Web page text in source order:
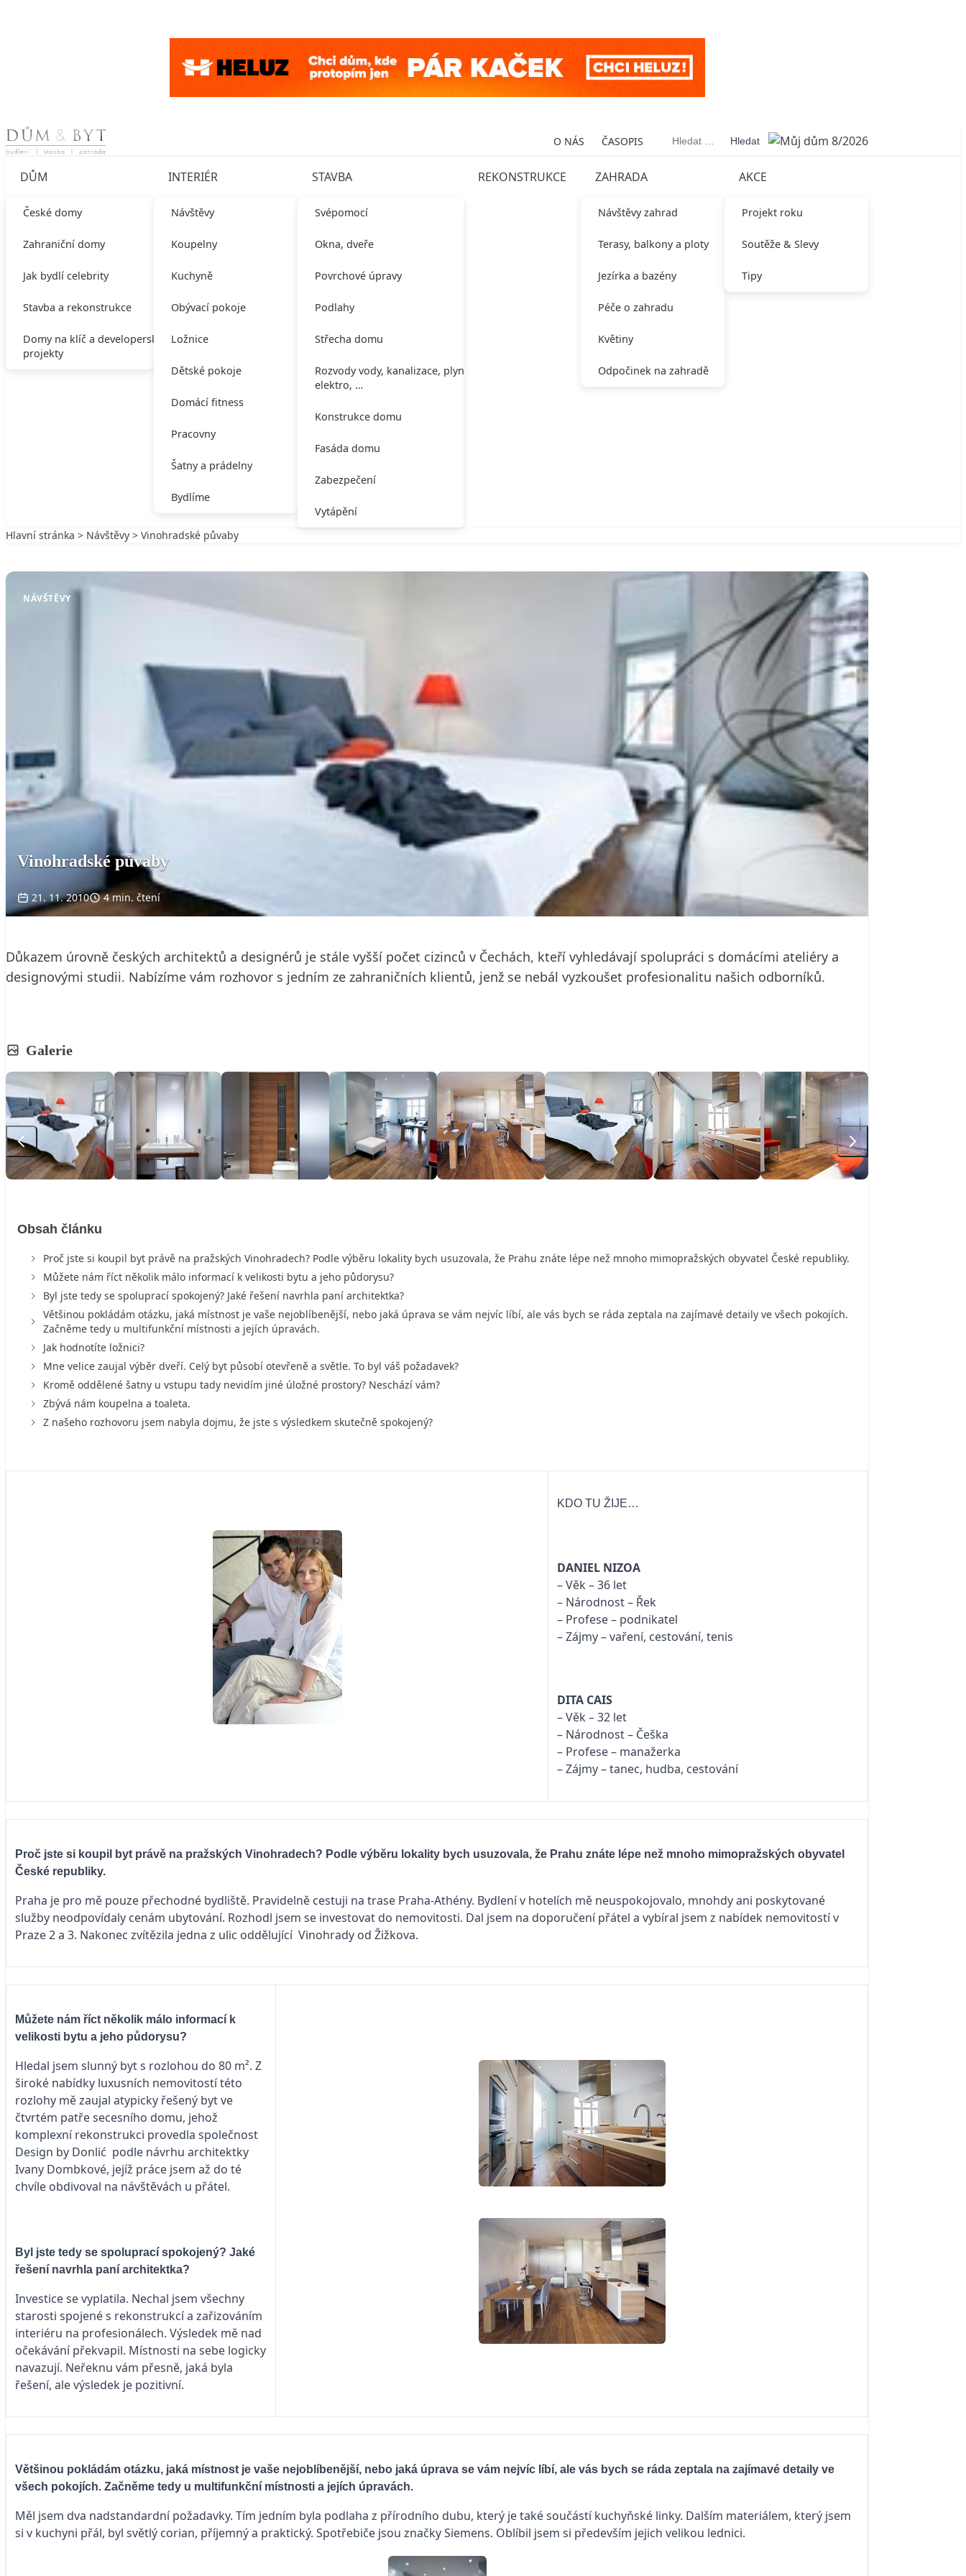
Skip to content O NÁS ČASOPIS Vyhledávání
DŮM
České domy
Zahraniční domy
Jak bydlí celebrity
Stavba a rekonstrukce
Domy na klíč a developerské
projekty
INTERIÉR
Návštěvy
Koupelny
Kuchyně
Obývací pokoje
Ložnice
Dětské pokoje
Domácí fitness
Pracovny
Šatny a prádelny
Bydlíme
STAVBA
Svépomocí
Okna, dveře
Povrchové úpravy
Podlahy
Střecha domu
Rozvody vody, kanalizace, plynu,
elektro, …
Konstrukce domu
Fasáda domu
Zabezpečení
Vytápění
REKONSTRUKCE ZAHRADA
Návštěvy zahrad
Terasy, balkony a ploty
Jezírka a bazény
Péče o zahradu
Květiny
Odpočinek na zahradě
AKCE
Projekt roku
Soutěže & Slevy
Tipy
Hlavní stránka > Návštěvy > Vinohradské půvaby
NÁVŠTĚVY
Vinohradské půvaby
21. 11. 2010 4 min. čtení
Důkazem úrovně českých architektů a designérů je stále vyšší počet cizinců v Čechách, kteří vyhledávají spolupráci s domácími ateliéry a
designovými studii. Nabízíme vám rozhovor s jedním ze zahraničních klientů, jenž se nebál vyzkoušet profesionalitu našich odborníků.
Galerie
Obsah článku
Proč jste si koupil byt právě na pražských Vinohradech? Podle výběru lokality bych usuzovala, že Prahu znáte lépe než mnoho mimopražských obyvatel České republiky.
Můžete nám říct několik málo informací k velikosti bytu a jeho půdorysu?
Byl jste tedy se spoluprací spokojený? Jaké řešení navrhla paní architektka?
Většinou pokládám otázku, jaká místnost je vaše nejoblíbenější, nebo jaká úprava se vám nejvíc líbí, ale vás bych se ráda zeptala na zajímavé detaily ve všech pokojích.
Začněme tedy u multifunkční místnosti a jejích úpravách.
Jak hodnotíte ložnici?
Mne velice zaujal výběr dveří. Celý byt působí otevřeně a světle. To byl váš požadavek?
Kromě oddělené šatny u vstupu tady nevidím jiné úložné prostory? Neschází vám?
Zbývá nám koupelna a toaleta.
Z našeho rozhovoru jsem nabyla dojmu, že jste s výsledkem skutečně spokojený?
KDO TU ŽIJE…
DANIEL NIZOA
– Věk – 36 let
– Národnost – Řek
– Profese – podnikatel
– Zájmy – vaření, cestování, tenis
DITA CAIS
– Věk – 32 let
– Národnost – Češka
– Profese – manažerka
– Zájmy – tanec, hudba, cestování
Proč jste si koupil byt právě na pražských Vinohradech? Podle výběru lokality bych usuzovala, že Prahu znáte lépe než mnoho mimopražských obyvatel
České republiky.
Praha je pro mě pouze přechodné bydliště. Pravidelně cestuji na trase Praha-Athény. Bydlení v hotelích mě neuspokojovalo, mnohdy ani poskytované
služby neodpovídaly cenám ubytování. Rozhodl jsem se investovat do nemovitosti. Dal jsem na doporučení přátel a vybíral jsem z nabídek nemovitostí v
Praze 2 a 3. Nakonec zvítězila jedna z ulic oddělující Vinohrady od Žižkova.
Můžete nám říct několik málo informací k
velikosti bytu a jeho půdorysu?
Hledal jsem slunný byt s rozlohou do 80 m². Z
široké nabídky luxusních nemovitostí této
rozlohy mě zaujal atypicky řešený byt ve
čtvrtém patře secesního domu, jehož
komplexní rekonstrukci provedla společnost
Design by Donlić podle návrhu architektky
Ivany Dombkové, jejíž práce jsem až do té
chvíle obdivoval na návštěvách u přátel.
Byl jste tedy se spoluprací spokojený? Jaké
řešení navrhla paní architektka?
Investice se vyplatila. Nechal jsem všechny
starosti spojené s rekonstrukcí a zařizováním
interiéru na profesionálech. Výsledek mě nad
očekávání překvapil. Místnosti na sebe logicky
navazují. Neřeknu vám přesně, jaká byla
řešení, ale výsledek je pozitivní.
Většinou pokládám otázku, jaká místnost je vaše nejoblíbenější, nebo jaká úprava se vám nejvíc líbí, ale vás bych se ráda zeptala na zajímavé detaily ve
všech pokojích. Začněme tedy u multifunkční místnosti a jejích úpravách.
Měl jsem dva nadstandardní požadavky. Tím jedním byla podlaha z přírodního dubu, který je také součástí kuchyňské linky. Dalším materiálem, který jsem
si v kuchyni přál, byl světlý corian, příjemný a praktický. Spotřebiče jsou značky Siemens. Oblíbil jsem si především jejich velikou lednici.